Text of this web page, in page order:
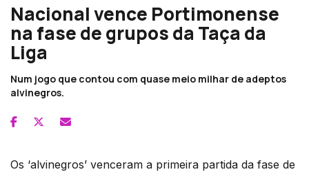
Nacional vence Portimonense
na fase de grupos da Taça da
Liga
Num jogo que contou com quase meio milhar de adeptos
alvinegros.
Os ‘alvinegros’ venceram a primeira partida da fase de